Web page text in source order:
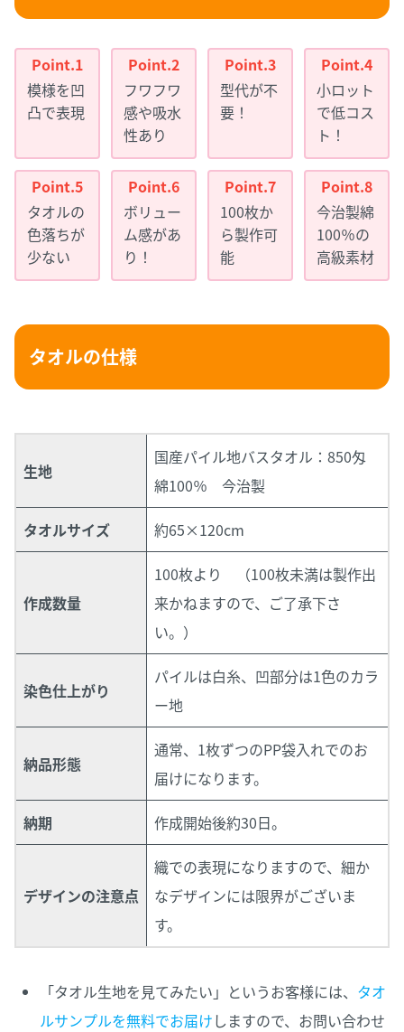
模様を凹
凸で表現
フワフワ
感や吸水
性あり
型代が不
要！
小ロット
で低コス
ト！
タオルの
色落ちが
少ない
ボリュー
ム感があ
り！
100枚か
ら製作可
能
今治製綿
100％の
高級素材
タオルの仕様
生地
国産パイル地バスタオル：850匁
綿100％ 今治製
タオルサイズ 約65×120cm
作成数量
100枚より
（100枚未満は製作出
来かねますので、ご了承下さ
い。）
染色仕上がり
パイルは白糸、凹部分は1色のカラ
ー地
納品形態
通常、1枚ずつのPP袋入れでのお
届けになります。
納期 作成開始後約30日。
デザインの注意点
織での表現になりますので、細か
なデザインには限界がございま
す。
「タオル生地を見てみたい」というお客様には、 タオ
ルサンプルを無料でお届けしますので、お問い合わせ